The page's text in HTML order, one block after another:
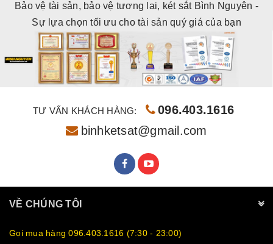
Bảo vệ tài sản, bảo vệ tương lai, két sắt Bình Nguyên -
Sự lựa chọn tối ưu cho tài sản quý giá của bạn
TƯ VẤN KHÁCH HÀNG:
096.403.1616
binhketsat@gmail.com
VỀ CHÚNG TÔI
Gọi mua hàng 096.403.1616 (7:30 - 23:00)